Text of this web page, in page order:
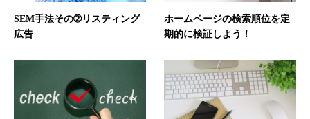
SEM手法その➁リスティング
広告
ホームページの検索順位を定
期的に検証しよう！